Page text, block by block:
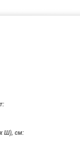
Ш), см: